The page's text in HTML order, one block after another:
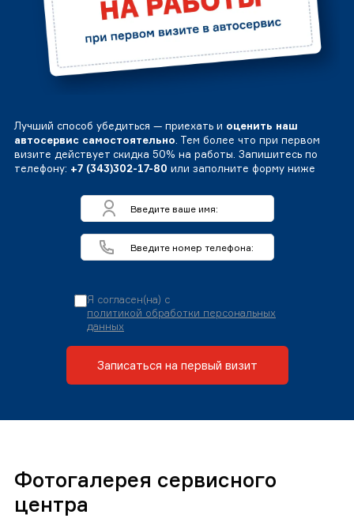
Лучший способ убедиться — приехать и оценить наш
автосервис самостоятельно. Тем более что при первом
визите действует скидка 50% на работы. Запишитесь по
телефону: +7 (343)302-17-80 или заполните форму ниже
Я согласен(на) с
политикой обработки персональных
данных
Записаться на первый визит
Фотогалерея сервисного
центра